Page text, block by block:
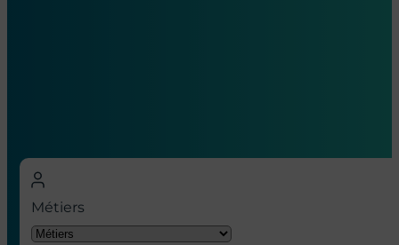
Métiers